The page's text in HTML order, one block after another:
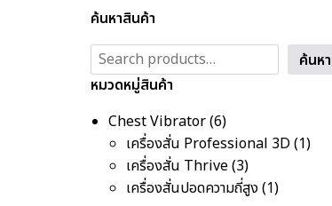
ค้นหาสินค้า
ค้นหา
หมวดหมู่สินค้า
Chest Vibrator 6
เครื่องสั่น Professional 3D 1
เครื่องสั่น Thrive 3
เครื่องสั่นปอดความถี่สูง 1